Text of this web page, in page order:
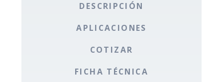
DESCRIPCIÓN
APLICACIONES
COTIZAR
FICHA TÉCNICA